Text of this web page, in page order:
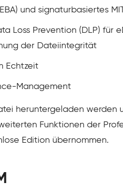
und signaturbasiertes
Loss Prevention (DLP) für
der Dateiintegrität
Echtzeit
Management
heruntergeladen werden
Funktionen der
Edition übernommen.